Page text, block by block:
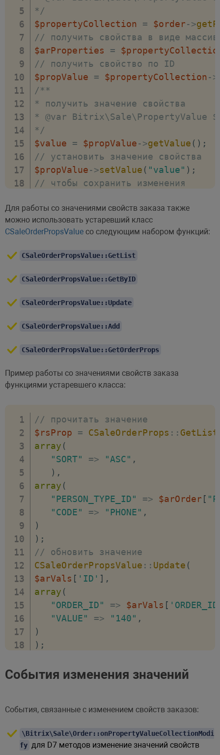
*/
$propertyCollection
= $order->
// получить свойства в виде
$arProperties
=
// получить свойство по ID
$propValue
= $propertyCollection->
/**
* получить значение свойства
* @var Bitrix\Sale\PropertyValue
*/
$value
= $propValue->getValue ( ) ;
// установить значение свойства
$propValue->setValue ( "value" ) ;
// чтобы сохранить изменения
Для работы со значениями свойств заказа также
можно использовать устаревший класс
CSaleOrderPropsValueсо следующим набором функций:
CSaleOrderPropsValue::GetList
CSaleOrderPropsValue::GetByID
CSaleOrderPropsValue::Update
CSaleOrderPropsValue::Add
CSaleOrderPropsValue::GetOrderProps
Пример работы со значениями свойств заказа
функциями устаревшего класса:
// прочитать значение
$rsProp
= CSaleOrderProps :: GetList
array (
"SORT"
=> "ASC" ,
) ,
array (
"PERSON_TYPE_ID"
=> $arOrder [
"CODE"
=> "PHONE" ,
)
) ;
// обновить значение
CSaleOrderPropsValue :: Update (
$arVals [ 'ID' ] ,
array (
"ORDER_ID"
=> $arVals [
"VALUE"
=> "140" ,
)
) ;
События изменения значений
События, связанные с изменением свойств заказов:
\Bitrix\Sale\Order::onPropertyValueCollectionModi
fy для D7 методов изменение значений свойств